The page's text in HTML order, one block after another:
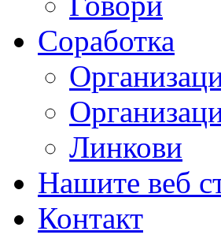
Соработка
Линкови
Нашите веб
Контакт